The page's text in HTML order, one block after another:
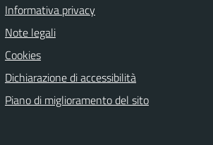
Informativa privacy
Note legali
Cookies
Dichiarazione di accessibilità
Piano di miglioramento del sito